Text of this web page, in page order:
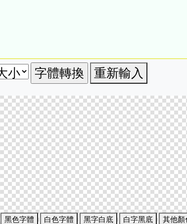
重新輸入
黑色字體 白色字體 黑字白底 白字黑底 其他